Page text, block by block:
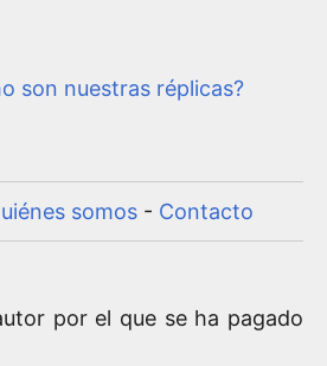
son nuestras réplicas?
somos - Contacto
por el que se ha pagado